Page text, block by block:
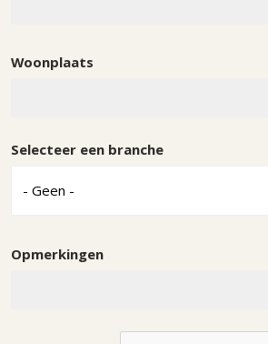
Woonplaats
Selecteer een branche
Opmerkingen